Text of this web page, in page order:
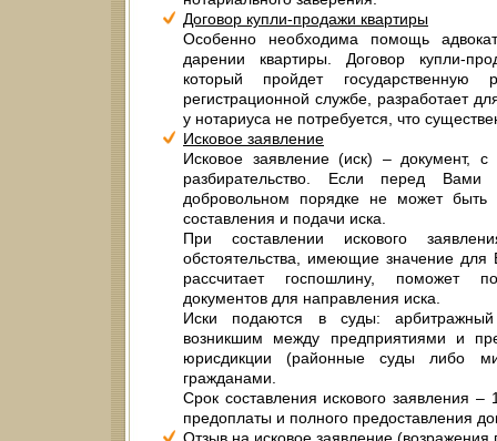
Договор купли-продажи квартиры
Особенно необходима помощь
дарении квартиры. Договор купли-
который пройдет государственную
регистрационной службе, разработает
у нотариуса не потребуется, что
Исковое заявление
Исковое заявление (иск) – документ, с
разбирательство. Если перед
добровольном порядке не может
составления и подачи иска.
При составлении искового
обстоятельства, имеющие значение
рассчитает госпошлину, поможет
документов для направления иска.
Иски подаются в суды:
возникшим между предприятиями и
юрисдикции (районные суды либо
гражданами.
Срок составления искового заявления
предоплаты и полного предоставления
Отзыв на исковое заявление (возражения